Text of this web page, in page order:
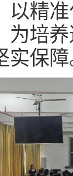
以精
为培
实保